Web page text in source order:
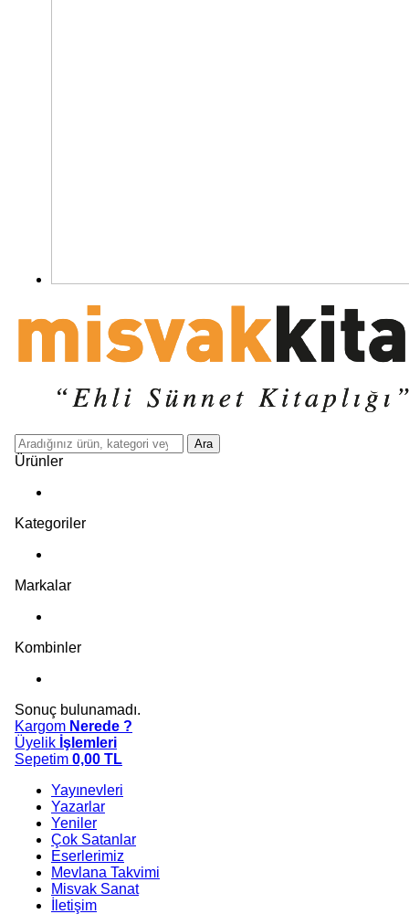
Ara
Ürünler
Kategoriler
Markalar
Kombinler
Sonuç bulunamadı.
Kargom Nerede ?
Üyelik İşlemleri
Sepetim 0,00 TL
Yayınevleri
Yazarlar
Yeniler
Çok Satanlar
Eserlerimiz
Mevlana Takvimi
Misvak Sanat
İletişim